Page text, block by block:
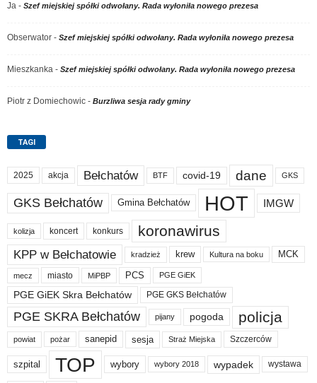
Ja - Szef miejskiej spółki odwołany. Rada wyłoniła nowego prezesa
Obserwator - Szef miejskiej spółki odwołany. Rada wyłoniła nowego prezesa
Mieszkanka - Szef miejskiej spółki odwołany. Rada wyłoniła nowego prezesa
Piotr z Domiechowic - Burzliwa sesja rady gminy
TAGI
2025 akcja Bełchatów BTF covid-19 dane GKS
GKS Bełchatów Gmina Bełchatów HOT IMGW
kolizja koncert konkurs koronawirus
KPP w Bełchatowie kradzież krew Kultura na boku MCK
mecz miasto MiPBP PCS PGE GiEK
PGE GiEK Skra Bełchatów PGE GKS Bełchatów
PGE SKRA Bełchatów pijany pogoda policja
powiat pożar sanepid sesja Straż Miejska Szczerców
szpital TOP wybory wybory 2018 wypadek wystawa